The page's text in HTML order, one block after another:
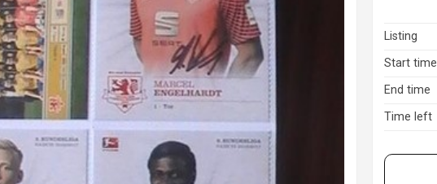
Listing
Start time
End time
Time left